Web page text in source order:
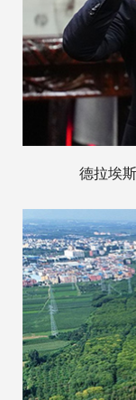
德拉埃